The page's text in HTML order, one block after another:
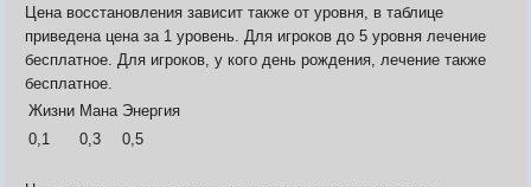
Мемориальная доска
Шаржи на персонажей Граней
Похождения Пити
ЧитЫр
Цена восстановления зависит также от уровня, в таблице
приведена цена за 1 уровень. Для игроков до 5 уровня лечение
бесплатное. Для игроков, у кого день рождения, лечение также
бесплатное.
Жизни Мана Энергия
0,1
0,3 0,5